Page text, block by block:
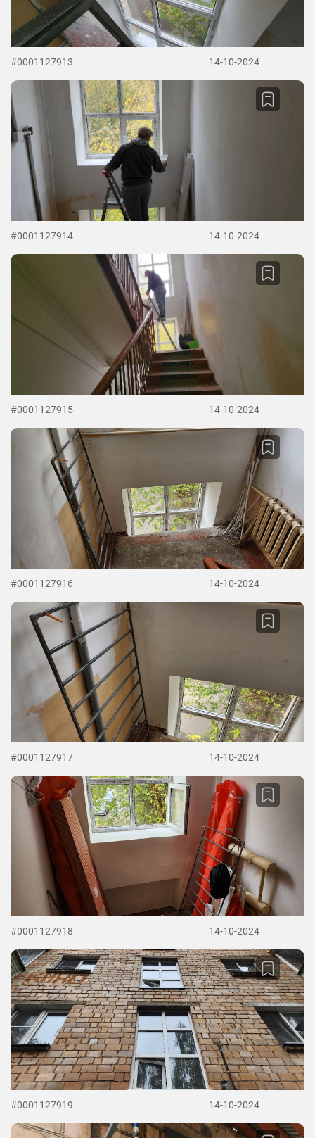
#0001127913 14-10-2024
#0001127914 14-10-2024
#0001127915 14-10-2024
#0001127916 14-10-2024
#0001127917 14-10-2024
#0001127918 14-10-2024
#0001127919 14-10-2024